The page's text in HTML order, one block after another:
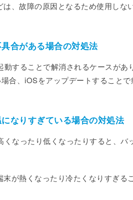
、故障の原因となるため使用しな
合がある場合の対処法
することで解消されるケースがあ
合、iOSをアップデートすることで
なりすぎている場合の対処法
くなったり低くなったりすると、
が熱くなったり冷たくなりすぎる